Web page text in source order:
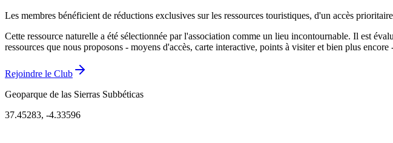
Les membres bénéficient de réductions exclusives sur les ressources touristiques, d'un accès
Cette ressource naturelle a été sélectionnée par l'association comme un lieu incontournable. Il est
ressources que nous proposons - moyens d'accès, carte interactive, points à visiter et bien plus
Rejoindre le Club
Geoparque de las Sierras Subbéticas
37.45283, -4.33596